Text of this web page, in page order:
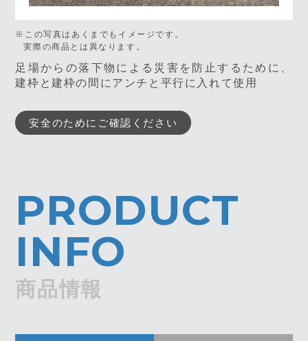
※この写真はあくまでもイメージです。
実際の商品とは異なります。
足場からの落下物による災害を防止するために、
建枠と建枠の間にアンチと平行に入れて使用
安全のためにご確認ください
PRODUCT
INFO
商品情報